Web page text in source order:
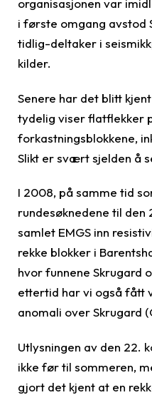
organisasjonen var
i første omgang
tidlig-deltaker i
kilder.
Senere har det blitt
tydelig viser flatflekker
forkastningsblokkene,
Slikt er svært sjelden å
I 2008, på samme tid
rundesøknedene til den
samlet EMGS inn
rekke blokker i
hvor funnene Skrugard
ettertid har vi også fått
anomali over Skrugard
Utlysningen av den 22.
ikke før til sommeren,
gjort det kjent at en